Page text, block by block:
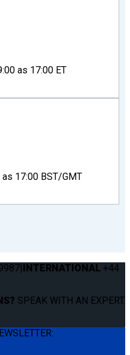
as 17:00 ET
17:00 BST/GMT
INTERNATIONAL +44
SPEAK WITH AN EXPERT.